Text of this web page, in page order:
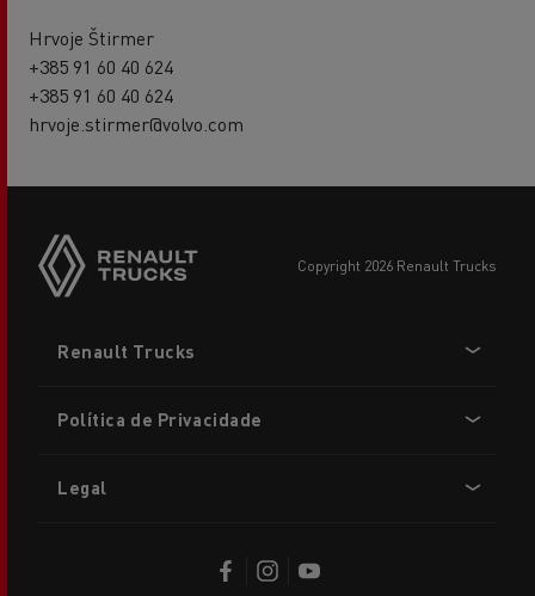
Hrvoje Štirmer
+385 91 60 40 624
+385 91 60 40 624
hrvoje.stirmer@volvo.com
copyright 2026 Renault Trucks
menu
Renault Trucks
Política de Privacidade
Legal